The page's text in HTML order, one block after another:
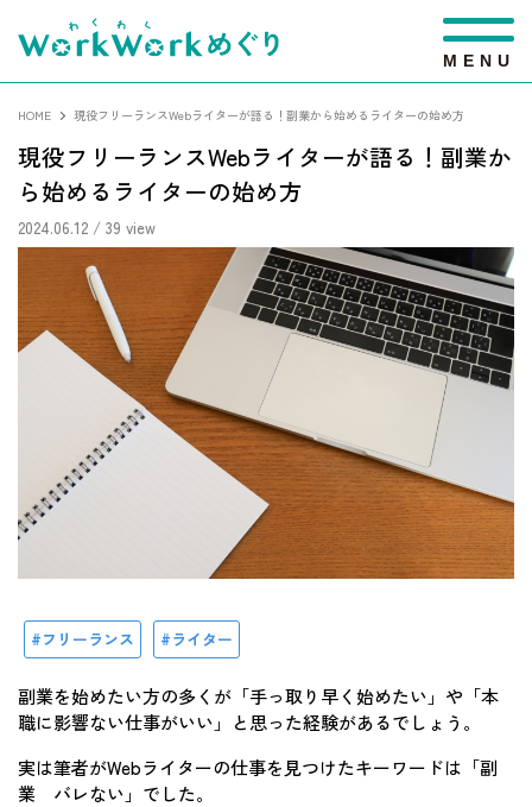
M E N U
HOME 現役フリーランスWebライターが語る！副業から始めるライターの始め方
現役フリーランスWebライターが語る！副業か
ら始めるライターの始め方
2024.06.12 / 39 view
フリーランス ライター
副業を始めたい方の多くが「手っ取り早く始めたい」や「本
職に影響ない仕事がいい」と思った経験があるでしょう。
実は筆者がWebライターの仕事を見つけたキーワードは「副
業 バレない」でした。